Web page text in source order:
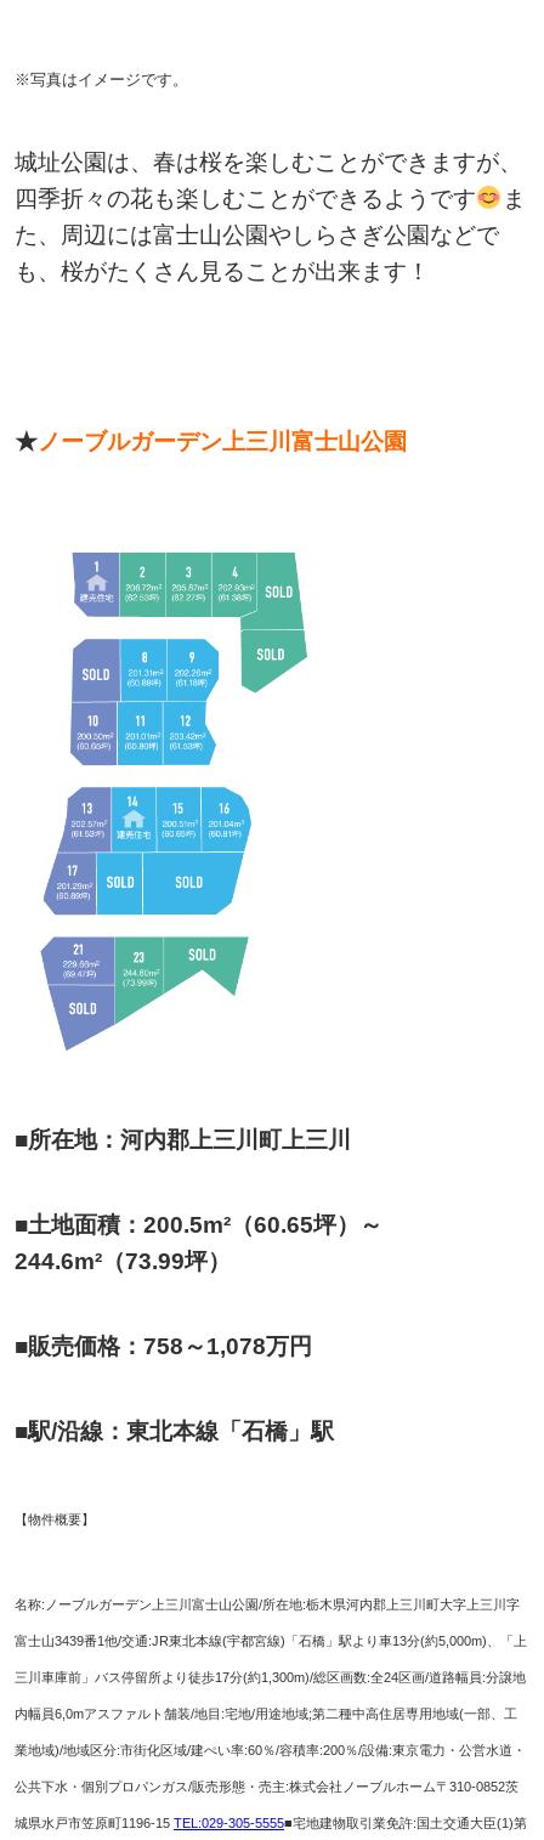
※写真はイメージです。
城址公園は、春は桜を楽しむことができますが、
四季折々の花も楽しむことができるようです
ま
た、周辺には富士山公園やしらさぎ公園などで
も、桜がたくさん見ることが出来ます！
★ノーブルガーデン上三川富士山公園
■所在地：河内郡上三川町上三川
■土地面積：200.5m²（60.65坪）～
244.6m²（73.99坪）
■販売価格：758～1,078万円
■駅/沿線：東北本線「石橋」駅
【物件概要】
名称:ノーブルガーデン上三川富士山公園/所在地:栃木県河内郡上三川町大字上三川字
富士山3439番1他/交通:JR東北本線(宇都宮線)「石橋」駅 より車13分(約5,000m)、「上
三川車庫前」バス停留所より徒歩17分(約1,300m)/総区画数:全24区画/道路幅員:分譲地
内幅員6,0mアスファルト舗装/地目:宅地/用途地域;第二種中高住居専用地域(一部、工
業地域)/地域区分:市街化区域/建ぺい率:60％/容積率:200％/設備:東京電力・公営水道・
公共下水・個別プロパンガス/販売形態・売主:株式会社ノーブルホーム〒310-0852茨
城県水戸市笠原町1196-15 TEL:029-305-5555■宅地建物取引業免許:国土交通大臣(1)第